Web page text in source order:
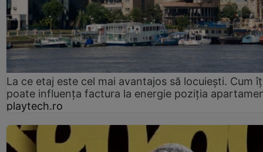
La ce etaj este cel mai avantajos să locuiești. Cum
poate influența factura la energie poziția
playtech.ro